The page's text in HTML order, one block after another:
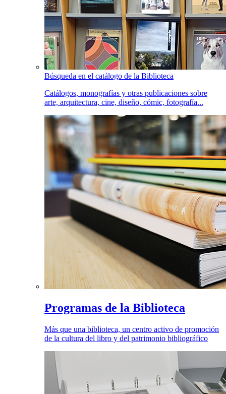
Búsqueda en el catálogo de la Biblioteca
Catálogos, monografías y otras publicaciones sobre
arte, arquitectura, cine, diseño, cómic, fotografía...
Programas de la Biblioteca
Más que una biblioteca, un centro activo de promoción
de la cultura del libro y del patrimonio bibliográfico